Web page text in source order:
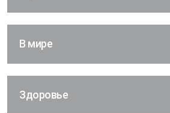
В мире
Здоровье